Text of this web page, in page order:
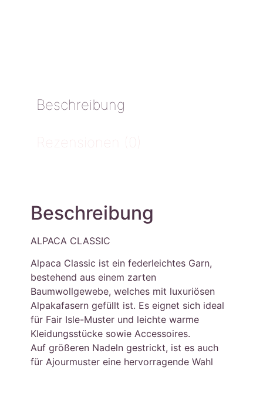
Beschreibung
Rezensionen (0)
Beschreibung
ALPACA CLASSIC
Alpaca Classic ist ein federleichtes Garn,
bestehend aus einem zarten
Baumwollgewebe, welches mit luxuriösen
Alpakafasern gefüllt ist. Es eignet sich ideal
für Fair Isle-Muster und leichte warme
Kleidungsstücke sowie Accessoires.
Auf größeren Nadeln gestrickt, ist es auch
für Ajourmuster eine hervorragende Wahl